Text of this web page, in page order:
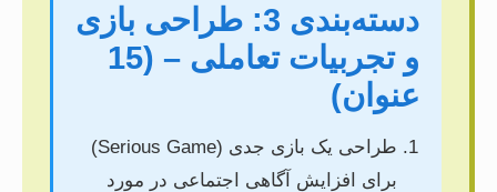
دسته‌بندی 3: طراحی بازی
و تجربیات تعاملی – (15
عنوان)
طراحی یک بازی جدی (Serious Game)
برای افزایش آگاهی اجتماعی در مورد